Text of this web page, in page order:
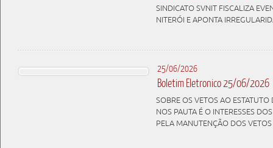
SINDICATO SVNIT FISCALIZA
NITERÓI E APONTA
25/06/2026
Boletim Eletronico 25/06/2026
SOBRE OS VETOS AO
NOS PAUTA É O INTERESSES
PELA MANUTENÇÃO DOS VETOS